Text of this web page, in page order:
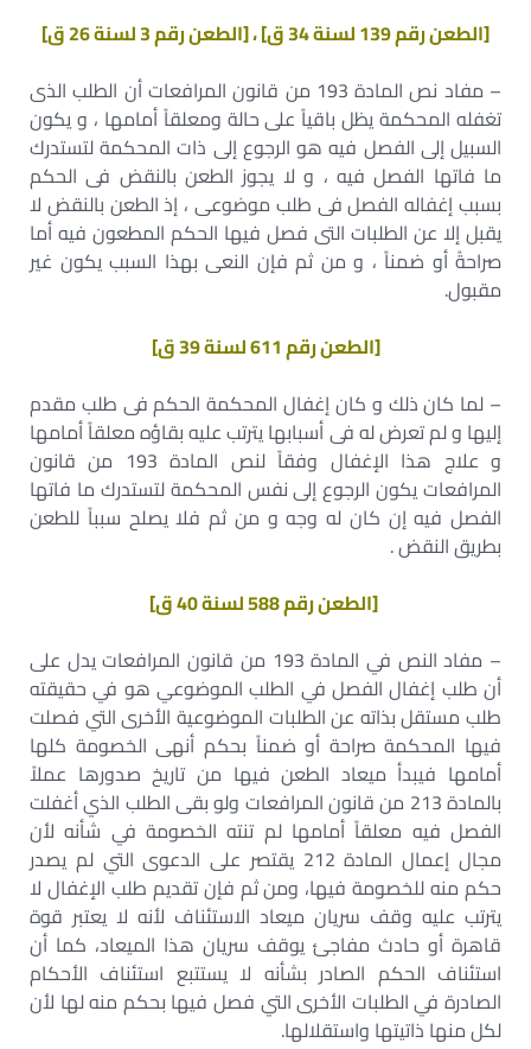
[الطعن رقم 139 لسنة 34 ق] ، [الطعن رقم 3 لسنة 26 ق]
– مفاد نص المادة 193 من قانون المرافعات أن الطلب الذى
تغفله المحكمة يظل باقياً على حالة ومعلقاً أمامها ، و يكون
السبيل إلى الفصل فيه هو الرجوع إلى ذات المحكمة لتستدرك
ما فاتها الفصل فيه ، و لا يجوز الطعن بالنقض فى الحكم
بسبب إغفاله الفصل فى طلب موضوعى ، إذ الطعن بالنقض لا
يقبل إلا عن الطلبات التى فصل فيها الحكم المطعون فيه أما
صراحةً أو ضمناً ، و من ثم فإن النعى بهذا السبب يكون غير
مقبول.
[الطعن رقم 611 لسنة 39 ق]
– لما كان ذلك و كان إغفال المحكمة الحكم فى طلب مقدم
إليها و لم تعرض له فى أسبابها يترتب عليه بقاؤه معلقاً أمامها
و علاج هذا الإغفال وفقاً لنص المادة 193 من قانون
المرافعات يكون الرجوع إلى نفس المحكمة لتستدرك ما فاتها
الفصل فيه إن كان له وجه و من ثم فلا يصلح سبباً للطعن
بطريق النقض .
[الطعن رقم 588 لسنة 40 ق]
– مفاد النص في المادة 193 من قانون المرافعات يدل على
أن طلب إغفال الفصل في الطلب الموضوعي هو في حقيقته
طلب مستقل بذاته عن الطلبات الموضوعية الأخرى التي فصلت
فيها المحكمة صراحة أو ضمناً بحكم أنهى الخصومة كلها
أمامها فيبدأ ميعاد الطعن فيها من تاريخ صدورها عملاً
بالمادة 213 من قانون المرافعات ولو بقى الطلب الذي أغفلت
الفصل فيه معلقاً أمامها لم تنته الخصومة في شأنه لأن
مجال إعمال المادة 212 يقتصر على الدعوى التي لم يصدر
حكم منه للخصومة فيها، ومن ثم فإن تقديم طلب الإغفال لا
يترتب عليه وقف سريان ميعاد الاستئناف لأنه لا يعتبر قوة
قاهرة أو حادث مفاجئ يوقف سريان هذا الميعاد، كما أن
استئناف الحكم الصادر بشأنه لا يستتبع استئناف الأحكام
الصادرة في الطلبات الأخرى التي فصل فيها بحكم منه لها لأن
لكل منها ذاتيتها واستقلالها.